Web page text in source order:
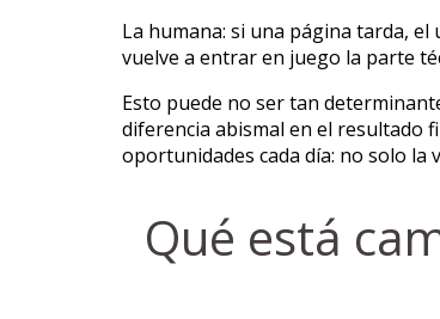
La humana: si una página tarda,
vuelve a entrar en juego la parte
Esto puede no ser tan
diferencia abismal en el resultado
oportunidades cada día: no solo
Qué está